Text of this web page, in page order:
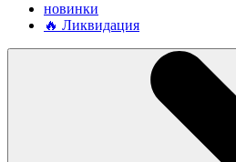
новинки
🔥 Ликвидация